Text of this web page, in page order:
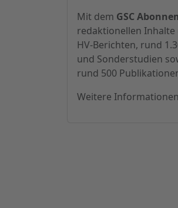
Mit dem GSC
redaktionellen
HV-Berichten, rund
und Sonderstudien
rund 500
Weitere